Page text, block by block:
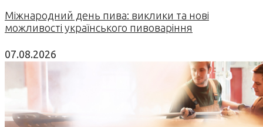
Міжнародний день пива: виклики та нові
можливості українського пивоваріння
07.08.2026